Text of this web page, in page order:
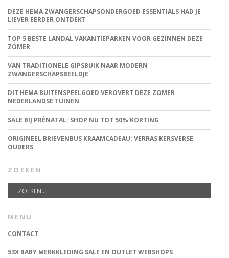
DEZE HEMA ZWANGERSCHAPSONDERGOED ESSENTIALS HAD JE
LIEVER EERDER ONTDEKT
TOP 5 BESTE LANDAL VAKANTIEPARKEN VOOR GEZINNEN DEZE
ZOMER
VAN TRADITIONELE GIPSBUIK NAAR MODERN
ZWANGERSCHAPSBEELDJE
DIT HEMA BUITENSPEELGOED VEROVERT DEZE ZOMER
NEDERLANDSE TUINEN
SALE BIJ PRÉNATAL: SHOP NU TOT 50% KORTING
ORIGINEEL BRIEVENBUS KRAAMCADEAU: VERRAS KERSVERSE
OUDERS
ZOEKEN
MENU
CONTACT
53X BABY MERKKLEDING SALE EN OUTLET WEBSHOPS